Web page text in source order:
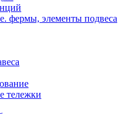
фермы, элементы подвеса
тележки